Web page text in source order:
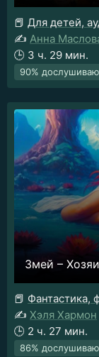
📕 Для детей,
✍️ Анна
🕒 3 ч. 29 мин.
90%
Змей –
📕 Фантастика,
✍️ Хэля Хармон
🕒 2 ч. 27 мин.
86%